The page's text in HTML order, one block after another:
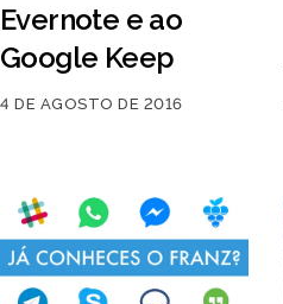
Evernote e ao
Google Keep
4 DE AGOSTO DE 2016